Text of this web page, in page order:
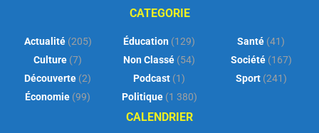
CATEGORIE
Actualité(205)
Culture (7)
Découverte (2)
Économie (99)
Éducation (129)
Non Classé (54)
Podcast (1)
Politique(1 380)
Santé (41)
Société(167)
Sport(241)
CALENDRIER